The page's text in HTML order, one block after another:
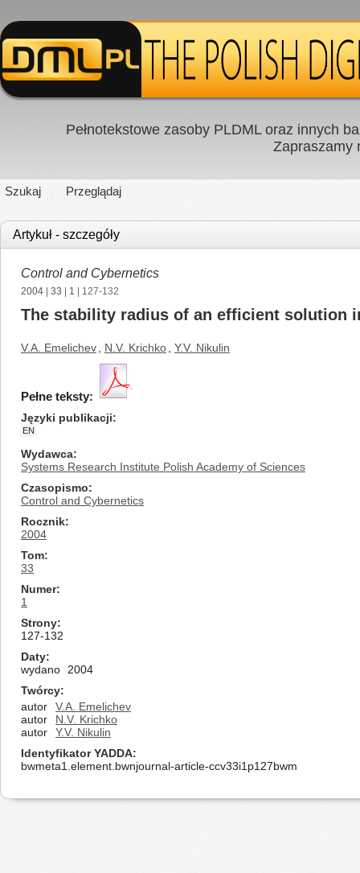
Pełnotekstowe zasoby PLDML oraz innych
Zapraszamy
Szukaj Przeglądaj
Artykuł - szczegóły
Control and Cybernetics
2004 33 1 | 127-132
The stability radius of an efficient solution
V.A. Emelichev N.V. Krichko Y.V. Nikulin
Pełne teksty:
Języki publikacji
EN
Wydawca
Systems Research Institute Polish Academy of Sciences
Czasopismo
Control and Cybernetics
Rocznik
2004
Tom
33
Numer
1
Strony
127-132
Daty
wydano
2004
Twórcy
autor
V.A. Emelichev
autor
N.V. Krichko
autor
Y.V. Nikulin
Identyfikator YADDA
bwmeta1.element.bwnjournal-article-ccv33i1p127bwm